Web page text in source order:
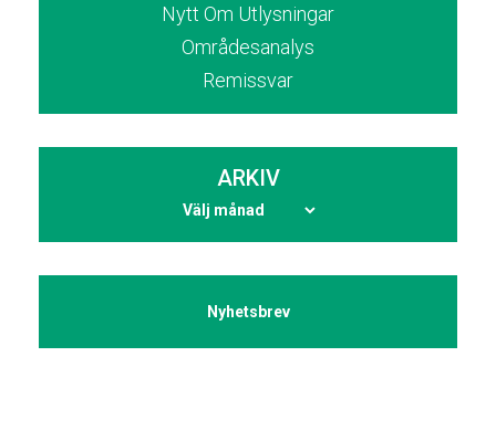
Nytt Om Utlysningar
Områdesanalys
Remissvar
ARKIV
Nyhetsbrev